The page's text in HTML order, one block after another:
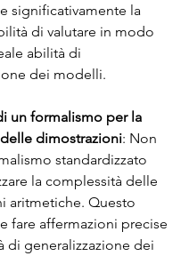
significativamente la
di valutare in modo
abilità di
dei modelli.
un formalismo per la
dimostrazioni: Non
standardizzato
la complessità delle
aritmetiche. Questo
fare affermazioni precise
di generalizzazione dei